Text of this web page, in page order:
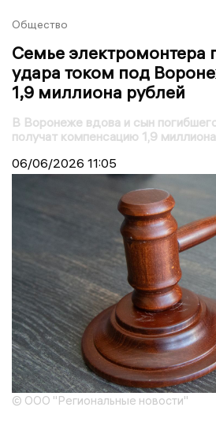
Общество
Семье электромонтера
удара током под
1,9 миллиона рублей
В Воронеже вдова и сын
получат компенсацию 1,9
06/06/2026 11:05
© ООО "Региональные новости"